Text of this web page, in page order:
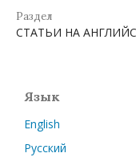
Раздел
СТАТЬИ НА
Язык
English
Русский